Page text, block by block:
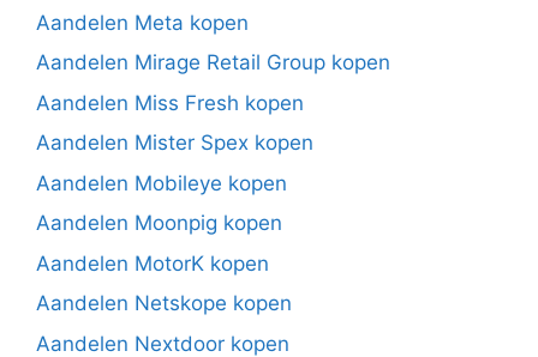
Aandelen Meta kopen
Aandelen Mirage Retail Group kopen
Aandelen Miss Fresh kopen
Aandelen Mister Spex kopen
Aandelen Mobileye kopen
Aandelen Moonpig kopen
Aandelen MotorK kopen
Aandelen Netskope kopen
Aandelen Nextdoor kopen